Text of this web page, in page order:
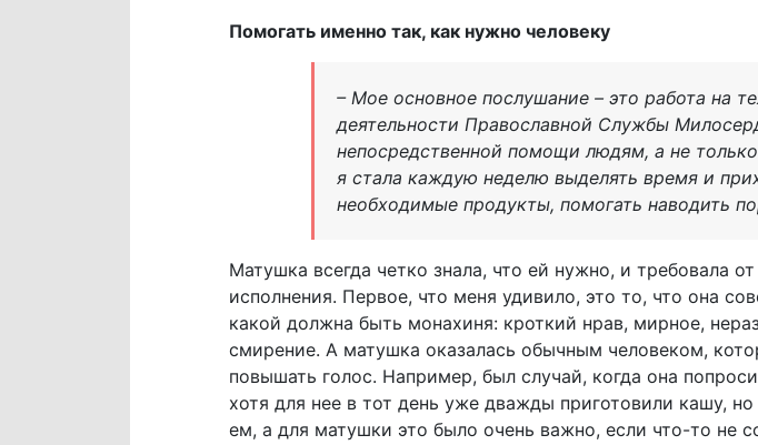
Помогать именно так, как нужно человеку
– Мое основное послушание – это работа на
деятельности Православной Службы
непосредственной помощи людям, а не
я стала каждую неделю выделять время и
необходимые продукты, помогать наводить
Матушка всегда четко знала, что ей нужно, и требовала
исполнения. Первое, что меня удивило, это то, что она
какой должна быть монахиня: кроткий нрав, мирное,
смирение. А матушка оказалась обычным человеком,
повышать голос. Например, был случай, когда она
хотя для нее в тот день уже дважды приготовили кашу,
ем, а для матушки это было очень важно, если что-то не